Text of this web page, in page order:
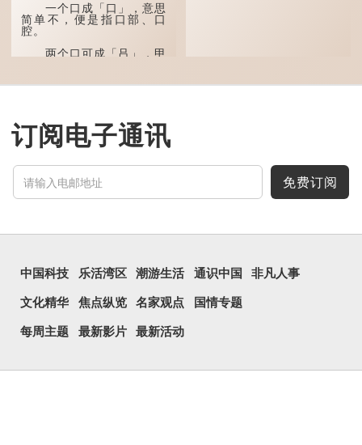
一个口成「口」，意思
简单不，便是指口部、口
腔。
两个口可成「吕」，甲
线把脊椎段串联起来。现代
同「喧」，大声呼叫的意
思。
字用法最为普遍。始见于商
代甲骨文，古字形从三口，
表示众多...
订阅电子通讯
免费订阅
中国科技 乐活湾区 潮游生活 通识中国 非凡人事
文化精华 焦点纵览 名家观点 国情专题
每周主题 最新影片 最新活动